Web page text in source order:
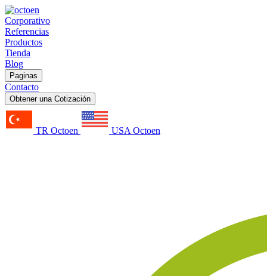
Corporativo
Referencias
Productos
Tienda
Blog
Paginas
Contacto
Obtener una Cotización
TR Octoen USA Octoen